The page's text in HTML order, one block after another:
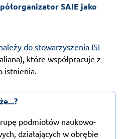
SAIE jako
do stowarzyszenia ISI
które współpracuje z
istnienia.
podmiotów naukowo-
działających w obrębie